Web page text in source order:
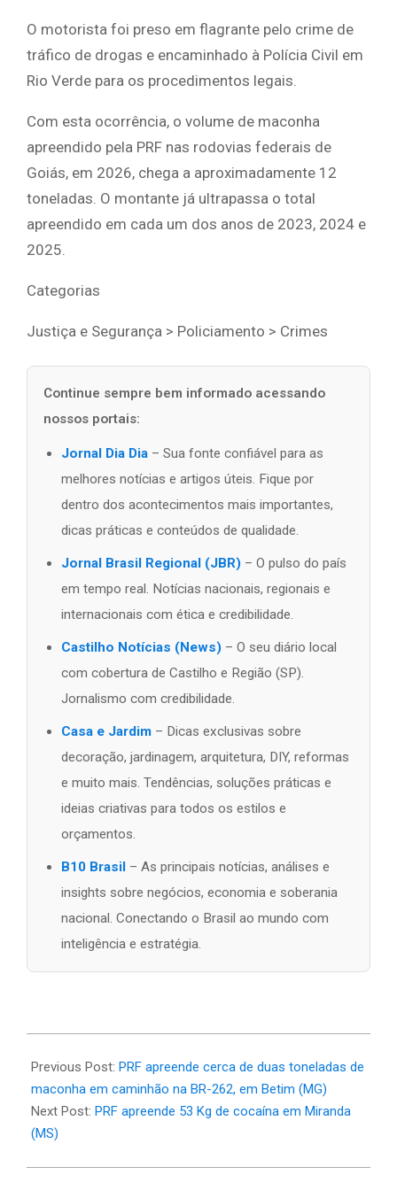
O motorista foi preso em flagrante pelo crime de
tráfico de drogas e encaminhado à Polícia Civil em
Rio Verde para os procedimentos legais.
Com esta ocorrência, o volume de maconha
apreendido pela PRF nas rodovias federais de
Goiás, em 2026, chega a aproximadamente 12
toneladas. O montante já ultrapassa o total
apreendido em cada um dos anos de 2023, 2024 e
2025.
Categorias
Justiça e Segurança > Policiamento > Crimes
Continue sempre bem informado acessando
nossos portais:
Jornal Dia Dia – Sua fonte confiável para as
melhores notícias e artigos úteis. Fique por
dentro dos acontecimentos mais importantes,
dicas práticas e conteúdos de qualidade.
Jornal Brasil Regional (JBR) – O pulso do país
em tempo real. Notícias nacionais, regionais e
internacionais com ética e credibilidade.
Castilho Notícias (News) – O seu diário local
com cobertura de Castilho e Região (SP).
Jornalismo com credibilidade.
Casa e Jardim – Dicas exclusivas sobre
decoração, jardinagem, arquitetura, DIY, reformas
e muito mais. Tendências, soluções práticas e
ideias criativas para todos os estilos e
orçamentos.
B10 Brasil – As principais notícias, análises e
insights sobre negócios, economia e soberania
nacional. Conectando o Brasil ao mundo com
inteligência e estratégia.
06-
24
Previous Post: PRF apreende cerca de duas toneladas de
maconha em caminhão na BR-262, em Betim (MG)
Next Post: PRF apreende 53 Kg de cocaína em Miranda
(MS)